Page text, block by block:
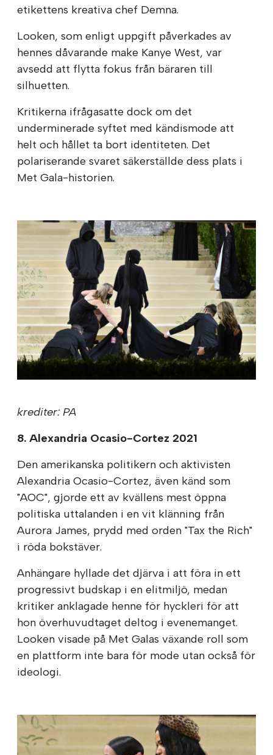
etikettens kreativa chef Demna.
Looken, som enligt uppgift påverkades av
hennes dåvarande make Kanye West, var
avsedd att flytta fokus från bäraren till
silhuetten.
Kritikerna ifrågasatte dock om det
underminerade syftet med kändismode att
helt och hållet ta bort identiteten. Det
polariserande svaret säkerställde dess plats i
Met Gala-historien.
krediter: PA
8. Alexandria Ocasio-Cortez 2021
Den amerikanska politikern och aktivisten
Alexandria Ocasio-Cortez, även känd som
"AOC", gjorde ett av kvällens mest öppna
politiska uttalanden i en vit klänning från
Aurora James, prydd med orden "Tax the Rich"
i röda bokstäver.
Anhängare hyllade det djärva i att föra in ett
progressivt budskap i en elitmiljö, medan
kritiker anklagade henne för hyckleri för att
hon överhuvudtaget deltog i evenemanget.
Looken visade på Met Galas växande roll som
en plattform inte bara för mode utan också för
ideologi.